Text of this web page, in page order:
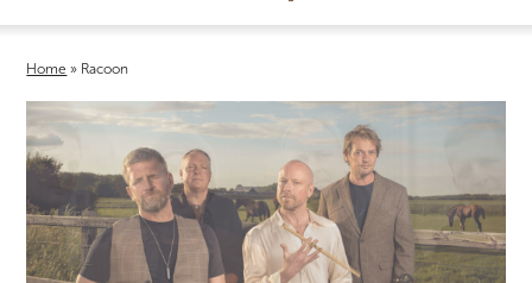
Home » Racoon